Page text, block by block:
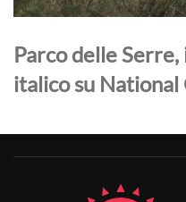
Parco delle
italico su National